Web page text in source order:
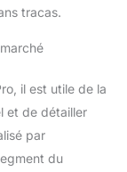
tracas.
il est utile de la
et de détailler
par
du